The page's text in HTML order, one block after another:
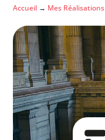
Accueil → Mes Réalisations